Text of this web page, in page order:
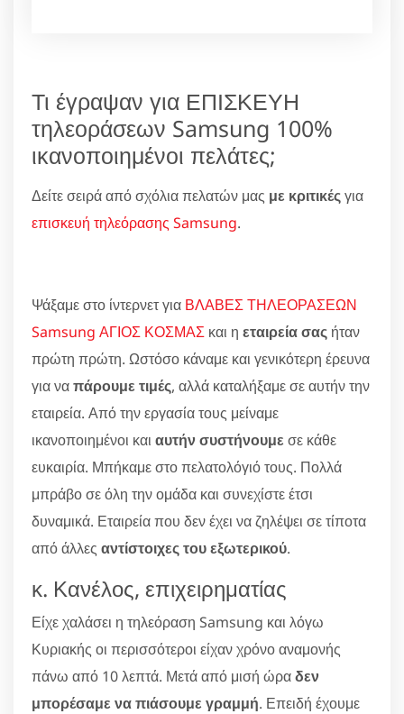
Τι έγραψαν για ΕΠΙΣΚΕΥΗ
τηλεοράσεων Samsung 100%
ικανοποιημένοι πελάτες;
Δείτε σειρά από σχόλια πελατών μας με κριτικέςγια
επισκευή τηλεόρασης Samsung.
Ψάξαμε στο ίντερνετ για ΒΛΑΒΕΣ ΤΗΛΕΟΡΑΣΕΩΝ
Samsung ΑΓΙΟΣ ΚΟΣΜΑΣ και η εταιρεία σας ήταν
πρώτη πρώτη. Ωστόσο κάναμε και γενικότερη έρευνα
για ναπάρουμε τιμές, αλλά καταλήξαμε σε αυτήν την
εταιρεία. Από την εργασία τους μείναμε
ικανοποιημένοι και αυτήν συστήνουμε σε κάθε
ευκαιρία. Μπήκαμε στο πελατολόγιό τους. Πολλά
μπράβο σε όλη την ομάδα και συνεχίστε έτσι
δυναμικά. Εταιρεία που δεν έχει να ζηλέψει σε τίποτα
από άλλες αντίστοιχες του εξωτερικού.
κ. Κανέλος, επιχειρηματίας
Είχε χαλάσει η τηλεόραση Samsung και λόγω
Κυριακής οι περισσότεροι είχαν χρόνο αναμονής
πάνω από 10 λεπτά. Μετά από μισή ώραδεν
μπορέσαμε να πιάσουμε γραμμή. Επειδή έχουμε